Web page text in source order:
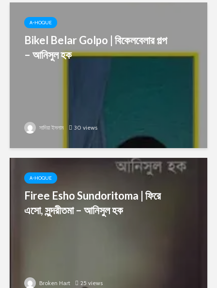
A-HOQUE
Bikel Belar Golpo | বিকেলবেলার গল্প
– আনিসুল হক
সাদিয়া ইসলাম 30 views
A-HOQUE
Firee Esho Sundoritoma | ফিরে
এসো, সুন্দরীতমা – আনিসুল হক
Broken Hart 25 views